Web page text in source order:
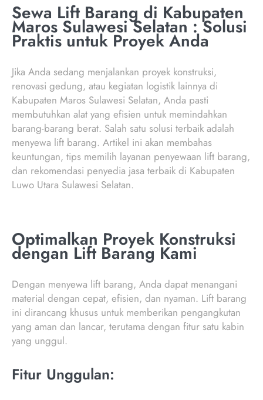
Sewa Lift Barang di Kabupaten
Maros Sulawesi Selatan : Solusi
Praktis untuk Proyek Anda
Jika Anda sedang menjalankan proyek konstruksi,
renovasi gedung, atau kegiatan logistik lainnya di
Kabupaten Maros Sulawesi Selatan, Anda pasti
membutuhkan alat yang efisien untuk memindahkan
barang-barang berat. Salah satu solusi terbaik adalah
menyewa lift barang. Artikel ini akan membahas
keuntungan, tips memilih layanan penyewaan lift barang,
dan rekomendasi penyedia jasa terbaik di Kabupaten
Luwo Utara Sulawesi Selatan.
Optimalkan Proyek Konstruksi
dengan Lift Barang Kami
Dengan menyewa lift barang, Anda dapat menangani
material dengan cepat, efisien, dan nyaman. Lift barang
ini dirancang khusus untuk memberikan pengangkutan
yang aman dan lancar, terutama dengan fitur satu kabin
yang unggul.
Fitur Unggulan: